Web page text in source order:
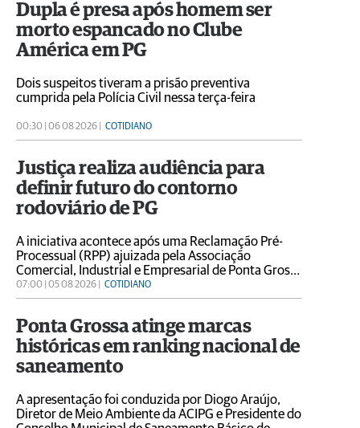
Dupla é presa após homem ser
morto espancado no Clube
América em PG
Dois suspeitos tiveram a prisão preventiva
cumprida pela Polícia Civil nessa terça-feira
00:30 | 06 08 2026 | COTIDIANO
Justiça realiza audiência para
definir futuro do contorno
rodoviário de PG
A iniciativa acontece após uma Reclamação Pré-
Processual (RPP) ajuizada pela Associação
Comercial, Industrial e Empresarial de Ponta Grossa
(Acipg) em conjunto com entidades
representativas da sociedade civil
07:00 | 05 08 2026 | COTIDIANO
Ponta Grossa atinge marcas
históricas em ranking nacional de
saneamento
A apresentação foi conduzida por Diogo Araújo,
Diretor de Meio Ambiente da ACIPG e Presidente do